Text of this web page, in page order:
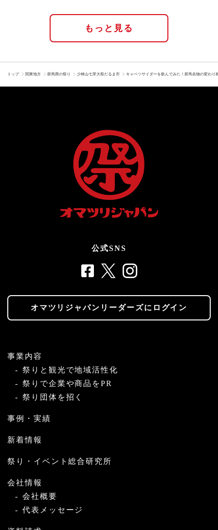
もっと見る
トップ 関東地方 群馬県の祭り 少林山七草大祭だるま市 キャベツサイダーを飲んでみた！群馬名物の変わり
公式SNS
オマツリジャパンリーダーズにログイン
事業内容
祭りと観光で地域活性化
祭りで企業や商品をPR
祭り団体を招く
事例・実績
新着情報
祭り・イベント総合研究所
会社情報
会社概要
代表メッセージ